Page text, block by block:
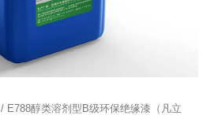
/ E788醇类溶剂型B级环保绝缘漆（凡立